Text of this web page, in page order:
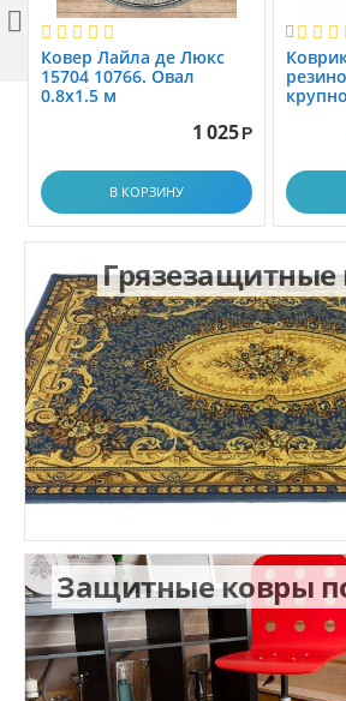
Ковер Лайла де Люкс
15704 10766. Овал
0.8x1.5 м
1 025 Р
В КОРЗИНУ


Грязезащитные
Защитные ковры